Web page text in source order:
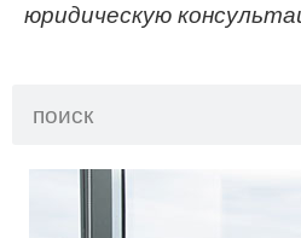
юридическую